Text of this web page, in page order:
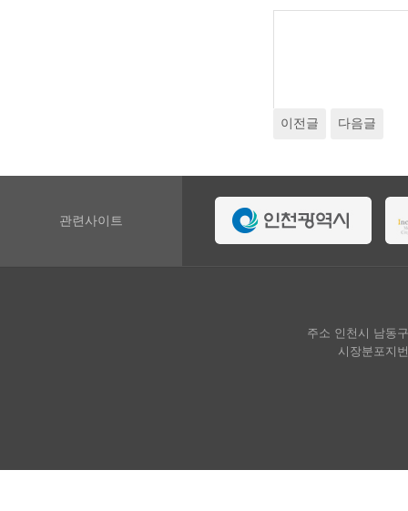
이전글 다음글
관련사이트
주소 인천시 남동
시장분포지